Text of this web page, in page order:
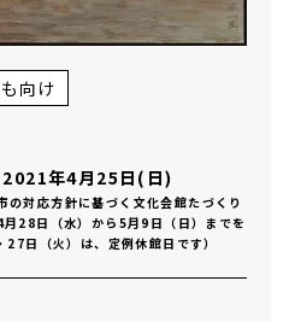
向け
2021年4月25日(日)
対応方針に基づく文化会館たづくり
28日（水）から5月9日（日）までを
日（火）は、定例休館日です）